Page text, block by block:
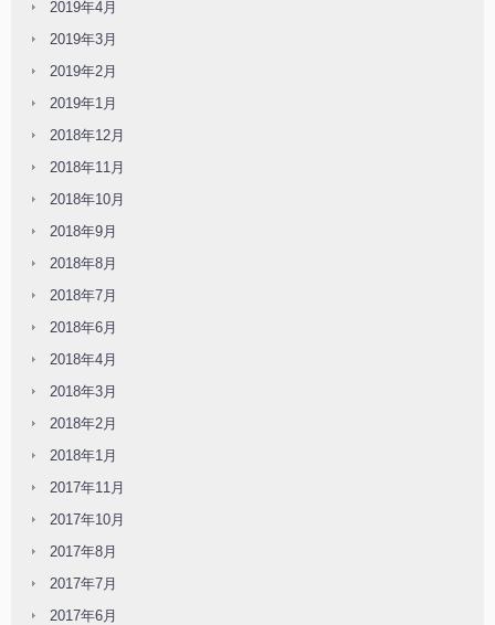
2019年4月
2019年3月
2019年2月
2019年1月
2018年12月
2018年11月
2018年10月
2018年9月
2018年8月
2018年7月
2018年6月
2018年4月
2018年3月
2018年2月
2018年1月
2017年11月
2017年10月
2017年8月
2017年7月
2017年6月